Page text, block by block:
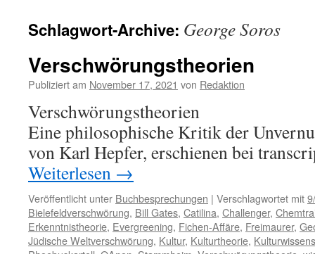
Schlagwort-Archive: George Soros
Verschwörungstheorien
Publiziert am November 17, 2021 von Redaktion
Verschwörungstheorien
Eine philosophische Kritik der
von Karl Hepfer, erschienen bei
Weiterlesen →
Veröffentlicht unter Buchbesprechungen | Verschlagwortet mit
Bielefeldverschwörung, Bill Gates, Catilina, Challenger,
Erkenntnistheorie, Evergreening, Fichen-Affäre, Freimaurer,
Jüdische Weltverschwörung, Kultur, Kulturtheorie,